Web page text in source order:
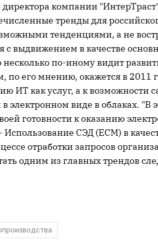
директора компании
тренды для
тенденциями, а не
с выдвижением в качестве
по-иному видит
его мнению, окажется в 2011
ИТ как услуг, а к возможности
в электронном виде в облаках. "В
готовности к оказанию
Использование СЭД (ЕСМ) в
отработки запросов
одним из главных трендов